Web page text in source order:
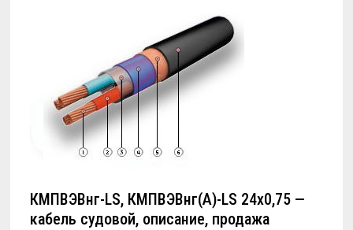
КМПВЭВнг-LS, КМПВЭВнг(А)-LS 24х0,75 —
кабель судовой, описание, продажа